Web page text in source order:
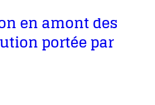
en amont des
portée par